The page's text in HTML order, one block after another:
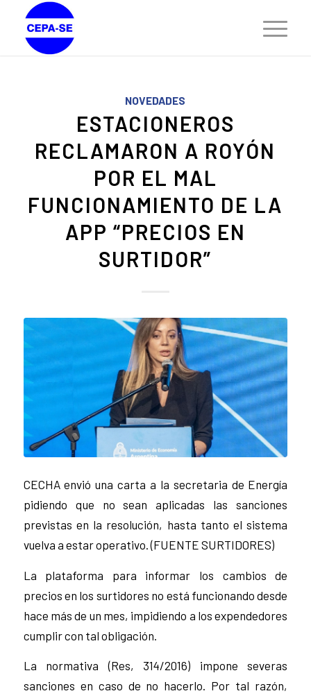
NOVEDADES
ESTACIONEROS
RECLAMARON A ROYÓN
POR EL MAL
FUNCIONAMIENTO DE LA
APP “PRECIOS EN
SURTIDOR”
CECHA envió una carta a la secretaria de Energía
pidiendo que no sean aplicadas las sanciones
previstas en la resolución, hasta tanto el sistema
vuelva a estar operativo. (FUENTE SURTIDORES)
La plataforma para informar los cambios de
precios en los surtidores no está funcionando desde
hace más de un mes, impidiendo a los expendedores
cumplir con tal obligación.
La normativa (Res, 314/2016) impone severas
sanciones en caso de no hacerlo. Por tal razón,